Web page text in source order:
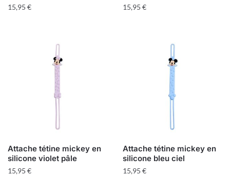
15,95 € 15,95 €
Attache tétine mickey en
silicone violet pâle
15,95 €
Attache tétine mickey en
silicone bleu ciel
15,95 €